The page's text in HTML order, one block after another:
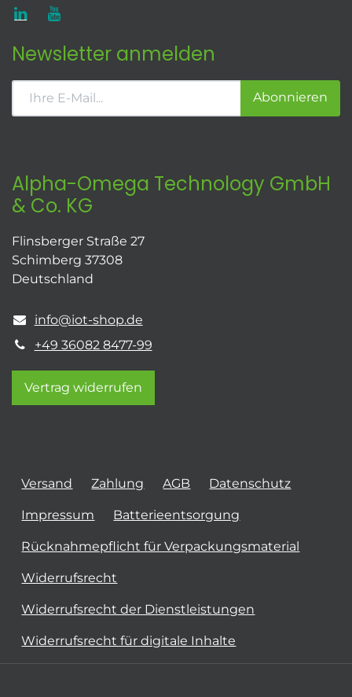
Newsletter anmelden
Abonnieren
Alpha-Omega Technology GmbH
& Co. KG
Flinsberger Straße 27
Schimberg 37308
Deutschland
info@iot-shop.de
+49 36082 8477-99
Vertrag widerrufen
Versand Zahlung AGB Datenschutz
Impressum Batterieentsorgung
Rücknahmepflicht für Verpackungsmaterial
Widerrufsrecht
Widerrufsrecht der Dienstleistungen
Widerrufsrecht für digitale Inhalte